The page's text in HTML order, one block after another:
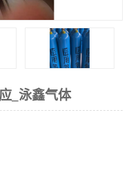
_泳鑫气体